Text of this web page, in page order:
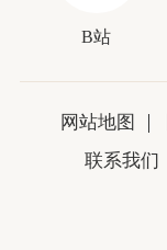
B站
网站地图
联系我们